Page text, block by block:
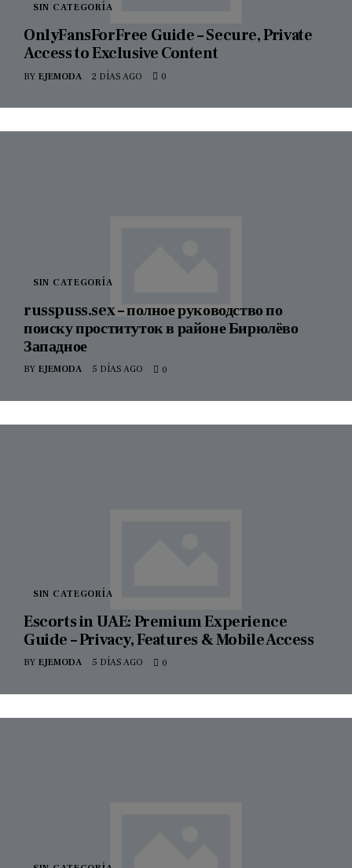
SIN CATEGORÍA
OnlyFansForFree Guide – Secure, Private
Access to Exclusive Content
BY EJEMODA 2 DÍAS AGO 0
SIN CATEGORÍA
russpuss.sex – полное руководство по
поиску проституток в районе Бирюлёво
Западное
BY EJEMODA 5 DÍAS AGO 0
SIN CATEGORÍA
Escorts in UAE: Premium Experience
Guide – Privacy, Features & Mobile Access
BY EJEMODA 5 DÍAS AGO 0